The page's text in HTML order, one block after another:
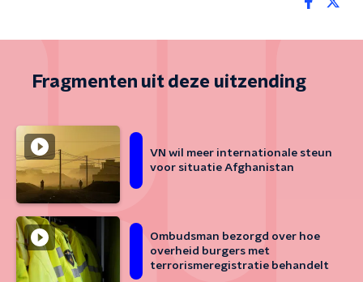
Fragmenten uit deze uitzending
VN wil meer internationale steun
voor situatie Afghanistan
Ombudsman bezorgd over hoe
overheid burgers met
terrorismeregistratie behandelt